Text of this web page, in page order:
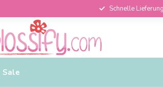
Schnelle Lieferung
Sale